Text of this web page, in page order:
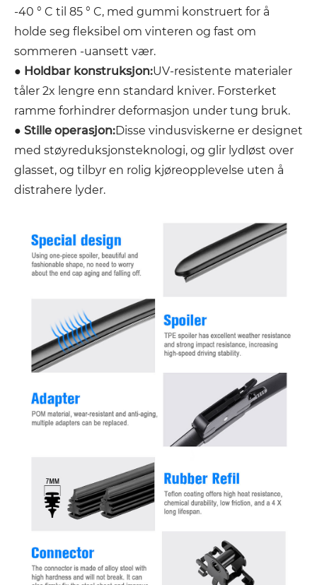
-40 ° C til 85 ° C, med gummi konstruert for å
holde seg fleksibel om vinteren og fast om
sommeren -uansett vær.
● Holdbar konstruksjon:UV-resistente materialer
tåler 2x lengre enn standard kniver. Forsterket
ramme forhindrer deformasjon under tung bruk.
● Stille operasjon:Disse vindusviskerne er designet
med støyreduksjonsteknologi, og glir lydløst over
glasset, og tilbyr en rolig kjøreopplevelse uten å
distrahere lyder.